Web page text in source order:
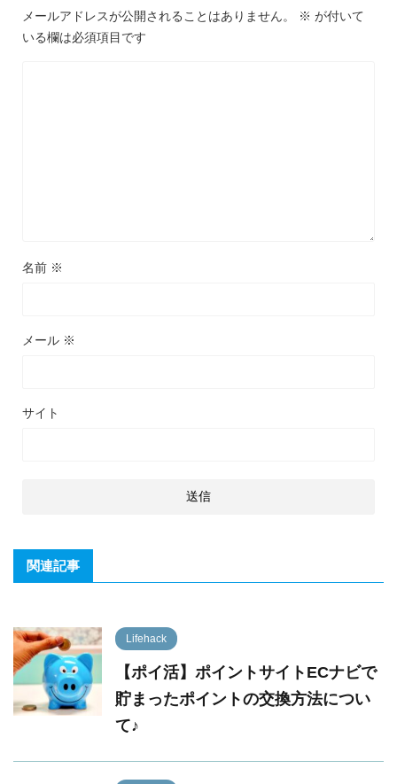
メールアドレスが公開されることはありません。 ※ が付いて
いる欄は必須項目です
名前 ※
メール ※
サイト
関連記事
Lifehack
【ポイ活】ポイントサイトECナビで
貯まったポイントの交換方法につい
て♪